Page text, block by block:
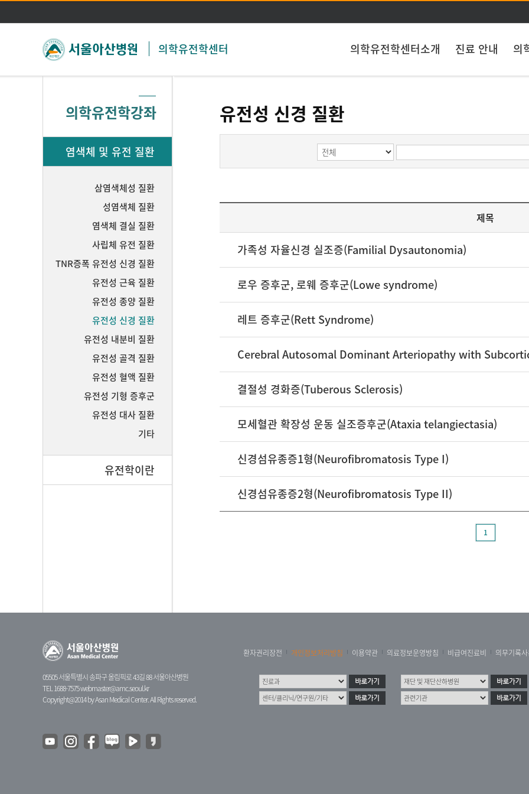
주메뉴 바로가기
본문 바로가기
의학유전학센터 의학유전학센터소개 진료 안내 의
의학유전학강좌
염색체 및 유전 질환
삼염색체성 질환
성염색체 질환
염색체 결실 질환
사립체 유전 질환
TNR증폭 유전성 신경 질환
유전성 근육 질환
유전성 종양 질환
유전성 신경 질환
유전성 내분비 질환
유전성 골격 질환
유전성 혈액 질환
유전성 기형 증후군
유전성 대사 질환
기타
유전학이란
유전성 신경 질환
제목
가족성 자율신경 실조증(Familial Dysautonomia)
로우 증후군, 로웨 증후군(Lowe syndrome)
레트 증후군(Rett Syndrome)
결절성 경화증(Tuberous Sclerosis)
모세혈관 확장성 운동 실조증후군(Ataxia telangiectasia)
신경섬유종증1형(Neurofibromatosis Type I)
신경섬유종증2형(Neurofibromatosis Type II)
1
05505 서울특별시 송파구 올림픽로 43길 88 서울아산병원
TEL 1688-7575webmaster@amc.seoul.kr
Copyright@2014 by Asan Medical Center. All Rights reserved.
환자권리장전 개인정보처리방침 이용약관 의료정보운영방침 비급여진료비 의무기록